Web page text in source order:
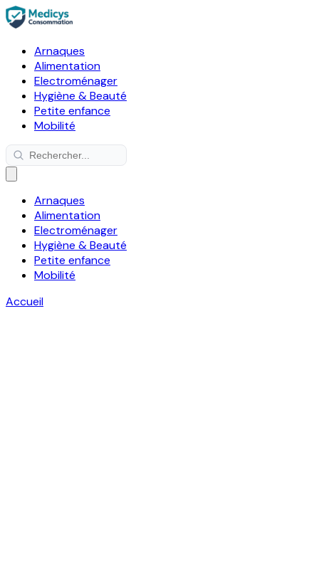
Arnaques
Alimentation
Electroménager
Hygiène & Beauté
Petite enfance
Mobilité
Arnaques
Alimentation
Electroménager
Hygiène & Beauté
Petite enfance
Mobilité
Accueil